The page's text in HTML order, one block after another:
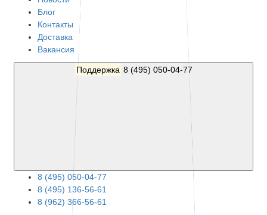
Блог
Контакты
Доставка
Вакансия
Поддержка
8 (495) 050-04-77
8 (495) 136-56-61
8 (962) 366-56-61